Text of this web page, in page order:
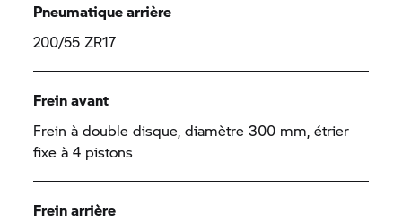
Pneumatique arrière
200/55 ZR17
Frein avant
Frein à double disque, diamètre 300 mm, étrier
fixe à 4 pistons
Frein arrière